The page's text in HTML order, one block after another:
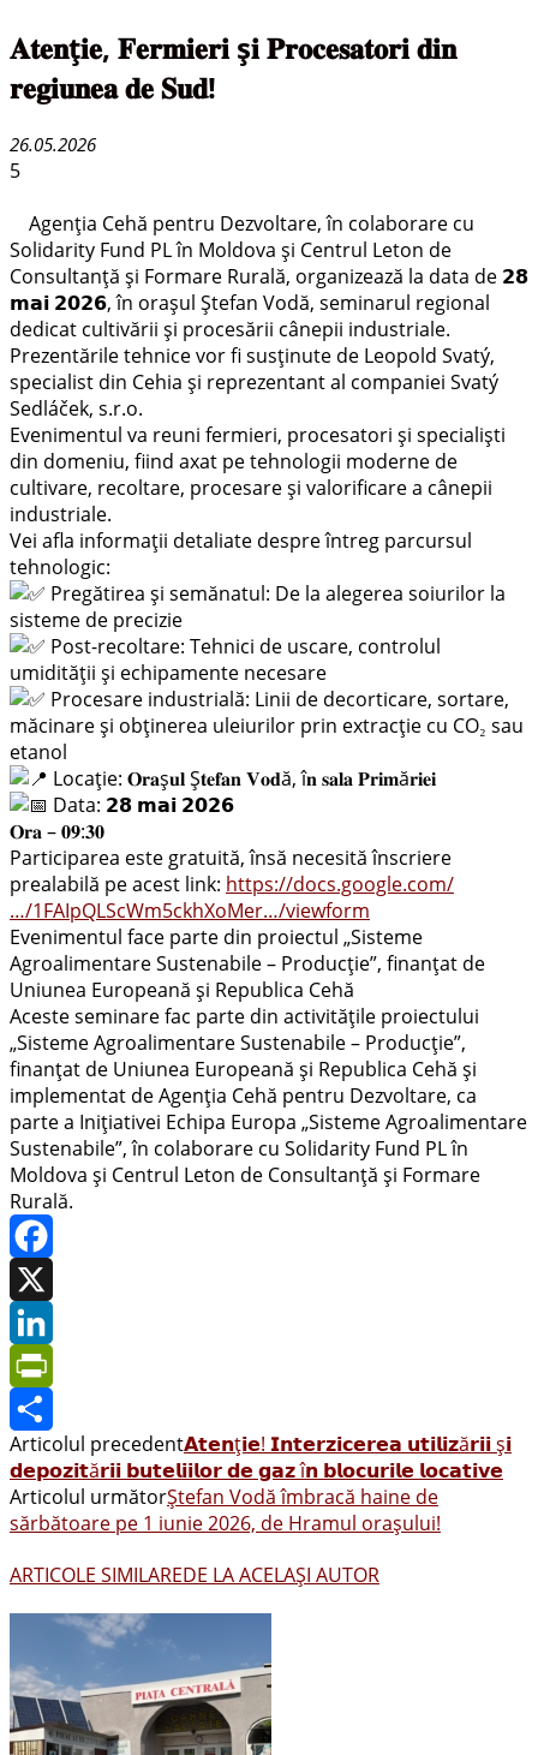
𝐀𝐭𝐞𝐧ț𝐢𝐞, 𝐅𝐞𝐫𝐦𝐢𝐞𝐫𝐢 ș𝐢 𝐏𝐫𝐨𝐜𝐞𝐬𝐚𝐭𝐨𝐫𝐢 𝐝𝐢𝐧
𝐫𝐞𝐠𝐢𝐮𝐧𝐞𝐚 𝐝𝐞 𝐒𝐮𝐝!
26.05.2026
5
Agenția Cehă pentru Dezvoltare, în colaborare cu
Solidarity Fund PL în Moldova și Centrul Leton de
Consultanță și Formare Rurală, organizează la data de 𝟮𝟴
𝗺𝗮𝗶 𝟮𝟬𝟮𝟲, în orașul Ștefan Vodă, seminarul regional
dedicat cultivării și procesării cânepii industriale.
Prezentările tehnice vor fi susținute de Leopold Svatý,
specialist din Cehia și reprezentant al companiei Svatý
Sedláček, s.r.o.
Evenimentul va reuni fermieri, procesatori și specialiști
din domeniu, fiind axat pe tehnologii moderne de
cultivare, recoltare, procesare și valorificare a cânepii
industriale.
Vei afla informații detaliate despre întreg parcursul
tehnologic:
Pregătirea și semănatul: De la alegerea soiurilor la
sisteme de precizie
Post-recoltare: Tehnici de uscare, controlul
umidității și echipamente necesare
Procesare industrială: Linii de decorticare, sortare,
măcinare și obținerea uleiurilor prin extracție cu CO₂ sau
etanol
Locație: 𝐎𝐫𝐚ș𝐮𝐥 Ș𝐭𝐞𝐟𝐚𝐧 𝐕𝐨𝐝ă, î𝐧 𝐬𝐚𝐥𝐚 𝐏𝐫𝐢𝐦ă𝐫𝐢𝐞𝐢
Data: 𝟮𝟴 𝗺𝗮𝗶 𝟮𝟬𝟮𝟲
𝐎𝐫𝐚 – 𝟎𝟗:𝟑𝟎
Participarea este gratuită, însă necesită înscriere
prealabilă pe acest link: https://docs.google.com/
…/1FAIpQLScWm5ckhXoMer…/viewform
Evenimentul face parte din proiectul „Sisteme
Agroalimentare Sustenabile – Producție”, finanțat de
Uniunea Europeană și Republica Cehă
Aceste seminare fac parte din activitățile proiectului
„Sisteme Agroalimentare Sustenabile – Producție”,
finanțat de Uniunea Europeană și Republica Cehă și
implementat de Agenția Cehă pentru Dezvoltare, ca
parte a Inițiativei Echipa Europa „Sisteme Agroalimentare
Sustenabile”, în colaborare cu Solidarity Fund PL în
Moldova și Centrul Leton de Consultanță și Formare
Rurală.
Facebook
X
LinkedIn
PrintFriendly
Share
Articolul precedent𝗔𝘁𝗲𝗻ț𝗶𝗲! 𝗜𝗻𝘁𝗲𝗿𝘇𝗶𝗰𝗲𝗿𝗲𝗮 𝘂𝘁𝗶𝗹𝗶𝘇ă𝗿𝗶𝗶 ș𝗶
𝗱𝗲𝗽𝗼𝘇𝗶𝘁ă𝗿𝗶𝗶 𝗯𝘂𝘁𝗲𝗹𝗶𝗶𝗹𝗼𝗿 𝗱𝗲 𝗴𝗮𝘇 î𝗻 𝗯𝗹𝗼𝗰𝘂𝗿𝗶𝗹𝗲 𝗹𝗼𝗰𝗮𝘁𝗶𝘃𝗲
Articolul următorȘtefan Vodă îmbracă haine de
sărbătoare pe 1 iunie 2026, de Hramul orașului!
ARTICOLE SIMILAREDE LA ACELAȘI AUTOR